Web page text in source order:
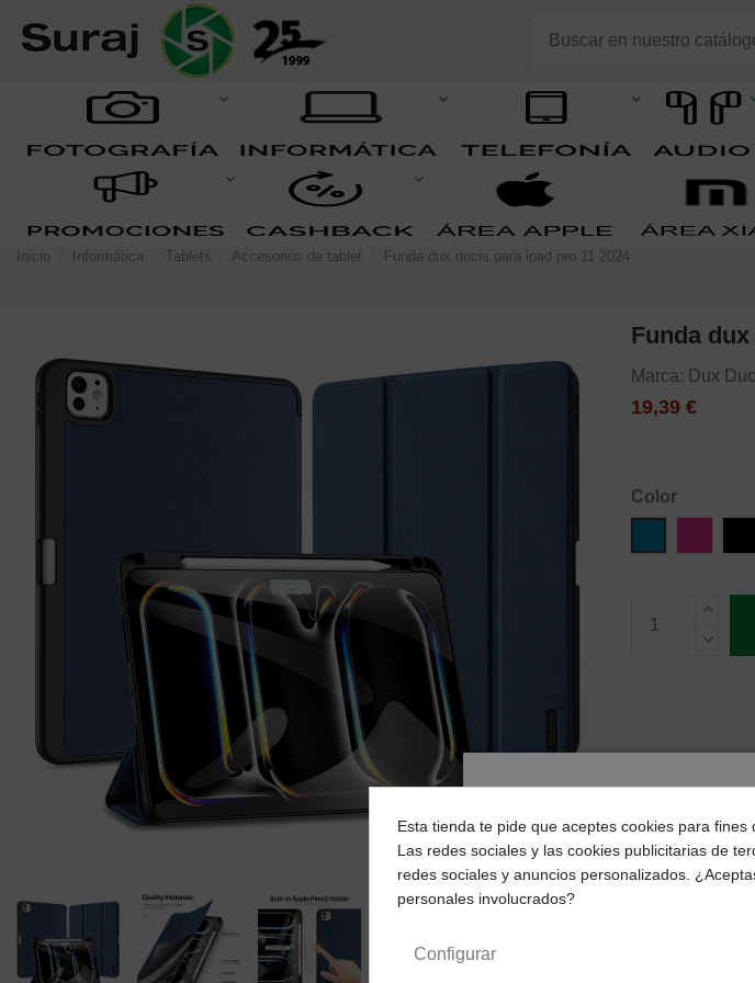
Inicio Informática Tablets Accesorios de tablet Funda dux ducis para ipad pro 11 2024
Funda
Marca: Dux
19,39 €
Color
¿Dónde deseas
Selecciona tu ubicación
impuestos
Esta tienda te pide que aceptes cookies para
Las redes sociales y las cookies publicitarias de
redes sociales y anuncios personalizados.
personales involucrados?
Configurar